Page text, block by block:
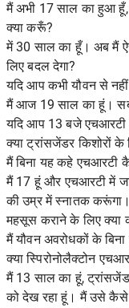
मैं अभी 17 साल का हुआ हूँ,
क्या करूँ?
में 30 साल का हूँ। अब मैं
लिए बदल देगा?
यदि आप कभी यौवन से नहीं
मैं आज 19 साल का हूं।
यदि आप 13 बजे एचआरटी
क्या ट्रांसजेंडर किशोरों के
मैं बिना यह कहे एचआरटी
मैं 17 हूं और एचआरटी में
की उम्र में स्नातक
महसूस कराने के लिए क्या
मैं यौवन अवरोधकों के
क्या स्पिरोनोलैक्टोन
मैं 13 साल का हूं,
को देख रहा हूं। मैं उसे कैसे